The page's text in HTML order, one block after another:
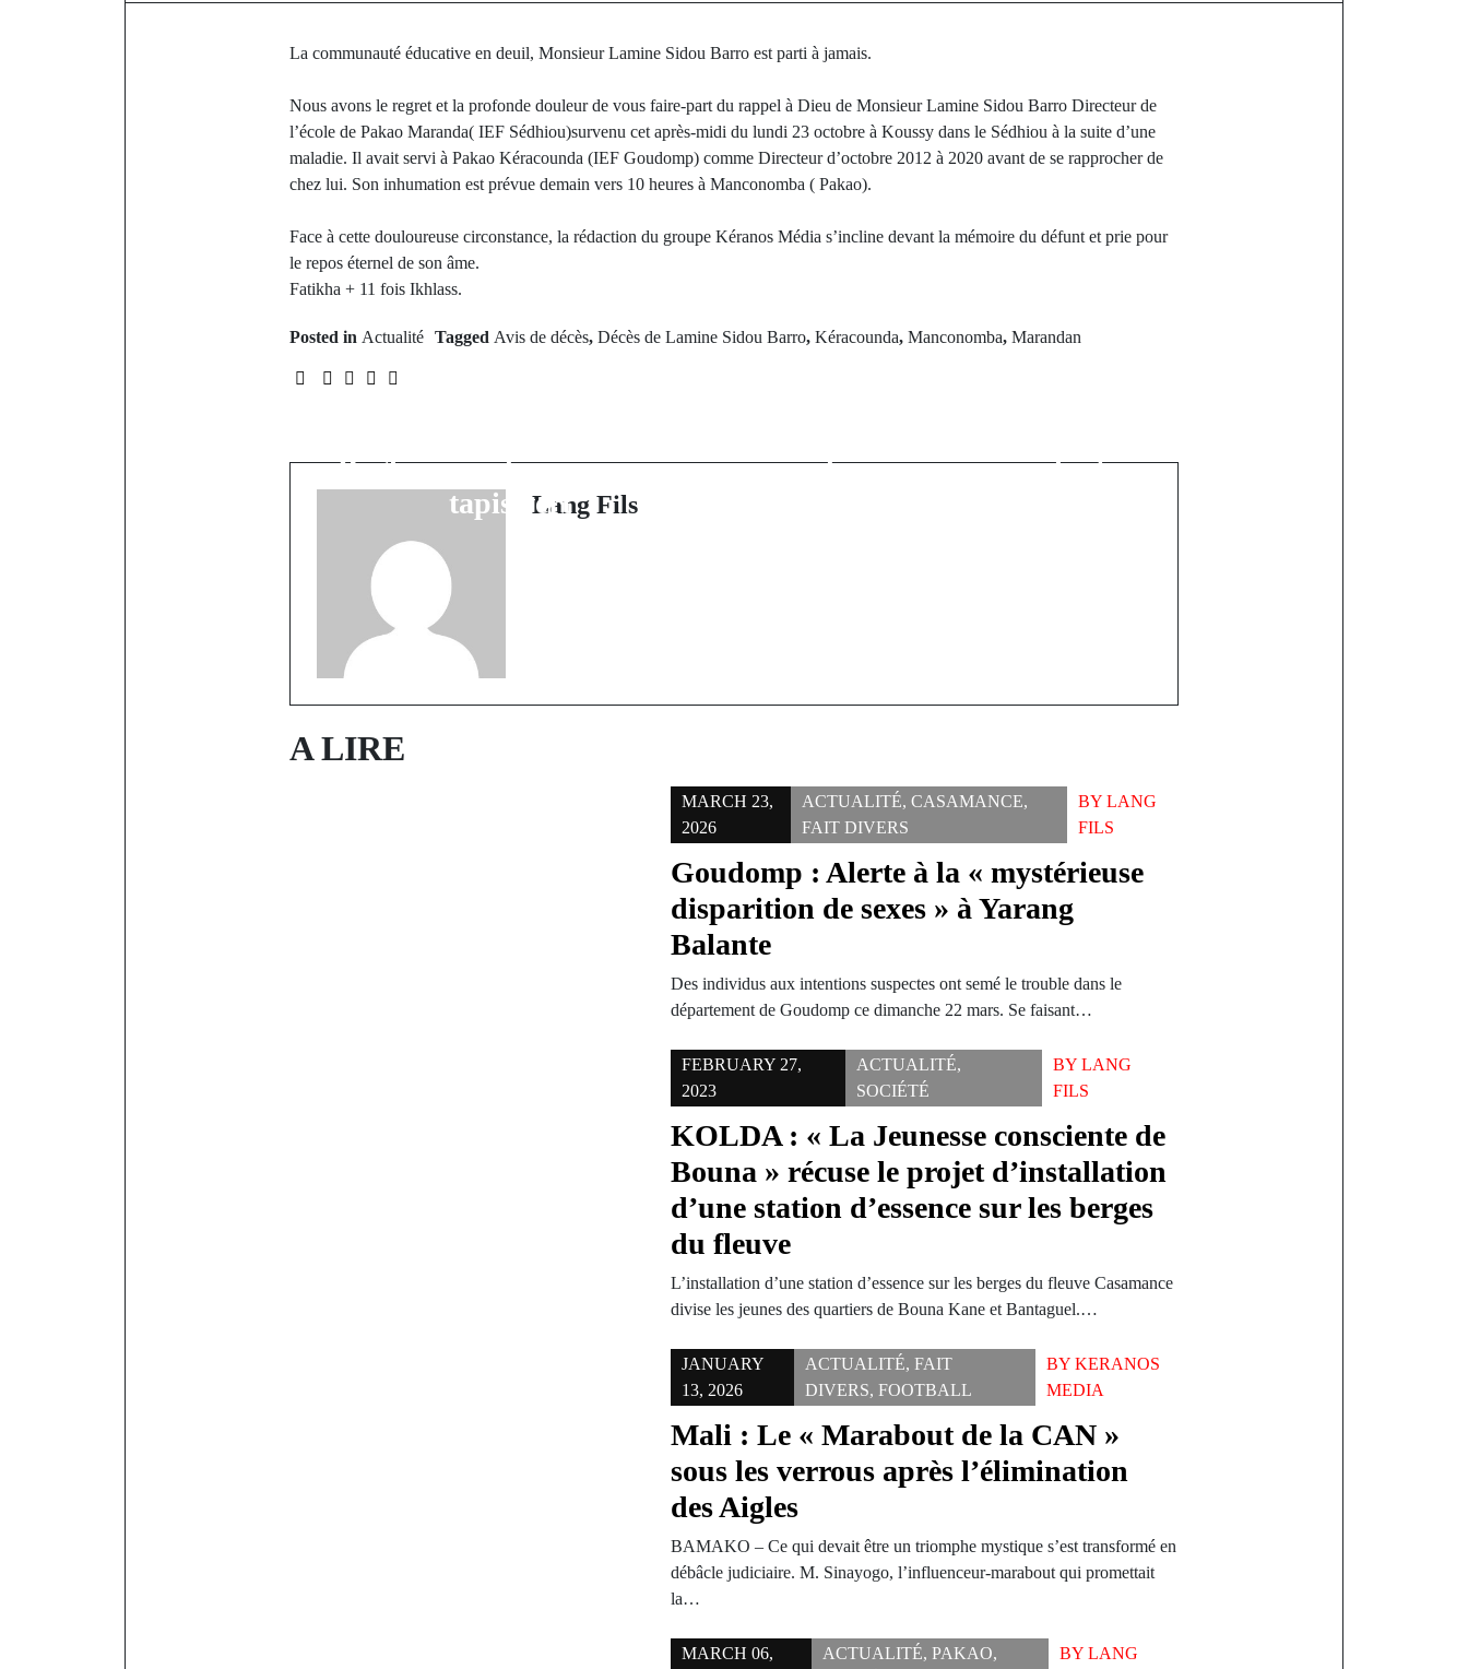
La communauté éducative en deuil, Monsieur Lamine Sidou Barro est parti à jamais.
Nous avons le regret et la profonde douleur de vous faire-part du rappel à Dieu de Monsieur Lamine Sidou Barro Directeur de
l’école de Pakao Maranda( IEF Sédhiou)survenu cet après-midi du lundi 23 octobre à Koussy dans le Sédhiou à la suite d’une
maladie. Il avait servi à Pakao Kéracounda (IEF Goudomp) comme Directeur d’octobre 2012 à 2020 avant de se rapprocher de
chez lui. Son inhumation est prévue demain vers 10 heures à Manconomba ( Pakao).
Face à cette douloureuse circonstance, la rédaction du groupe Kéranos Média s’incline devant la mémoire du défunt et prie pour
le repos éternel de son âme.
Fatikha + 11 fois Ikhlass.
Posted in Actualité Tagged Avis de décès, Décès de Lamine Sidou Barro, Kéracounda, Manconomba, Marandan
Phases départementales de
Baghère perd sa coupe sur
tapis vert
perdu connaissance, il est en
Lang Fils
A LIRE
MARCH 23,
2026
ACTUALITÉ,CASAMANCE,
FAIT DIVERS
BY LANG
FILS
Goudomp : Alerte à la « mystérieuse
disparition de sexes » à Yarang
Balante
Des individus aux intentions suspectes ont semé le trouble dans le
département de Goudomp ce dimanche 22 mars. Se faisant…
FEBRUARY 27,
2023
ACTUALITÉ,
SOCIÉTÉ
BYLANG
FILS
KOLDA : « La Jeunesse consciente de
Bouna » récuse le projet d’installation
d’une station d’essence sur les berges
du fleuve
L’installation d’une station d’essence sur les berges du fleuve Casamance
divise les jeunes des quartiers de Bouna Kane et Bantaguel.…
JANUARY
13, 2026
ACTUALITÉ,FAIT
DIVERS,FOOTBALL
BYKERANOS
MEDIA
Mali : Le « Marabout de la CAN »
sous les verrous après l’élimination
des Aigles
BAMAKO – Ce qui devait être un triomphe mystique s’est transformé en
débâcle judiciaire. M. Sinayogo, l’influenceur-marabout qui promettait
la…
MARCH 06,
ACTUALITÉ,PAKAO,
BYLANG